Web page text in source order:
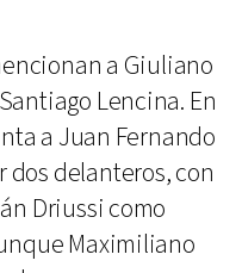
a Giuliano
Lencina. En
a Juan Fernando
delanteros, con
Driussi como
Maximiliano